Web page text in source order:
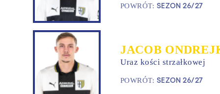
POWRÓT: SEZON 26/27
JACOB
Uraz kości strzałkowej
POWRÓT: SEZON 26/27